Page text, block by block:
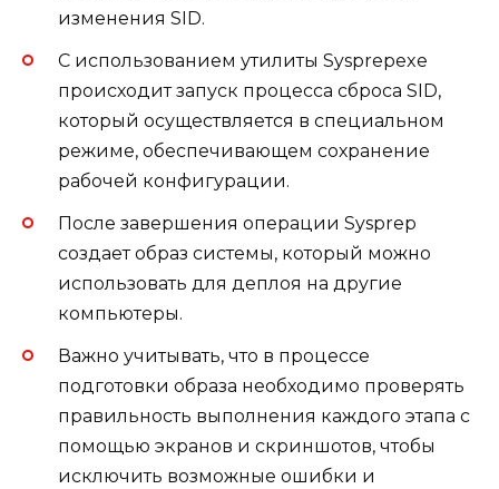
изменения SID.
С использованием утилиты Sysprepexe
происходит запуск процесса сброса SID,
который осуществляется в специальном
режиме, обеспечивающем сохранение
рабочей конфигурации.
После завершения операции Sysprep
создает образ системы, который можно
использовать для деплоя на другие
компьютеры.
Важно учитывать, что в процессе
подготовки образа необходимо проверять
правильность выполнения каждого этапа с
помощью экранов и скриншотов, чтобы
исключить возможные ошибки и